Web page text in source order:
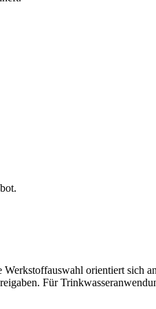
Werkstoffauswahl orientiert sich
Für